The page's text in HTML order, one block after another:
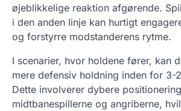
øjeblikkelige reaktion afgørende.
i den anden linje kan hurtigt
og forstyrre modstanderens rytme.
I scenarier, hvor holdene fører, kan
mere defensiv holdning inden for 3-
Dette involverer dybere
midtbanespillerne og angriberne,